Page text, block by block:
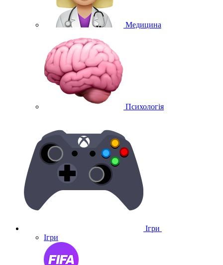
Медицина
Психологія
Ігри
Ігри